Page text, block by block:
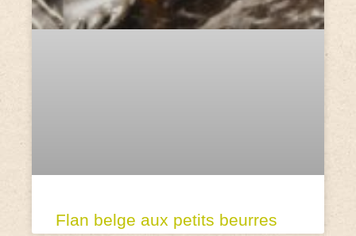
Flan belge aux petits beurres